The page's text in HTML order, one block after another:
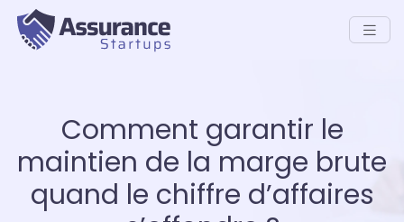
Comment garantir le
maintien de la marge brute
quand le chiffre d’affaires